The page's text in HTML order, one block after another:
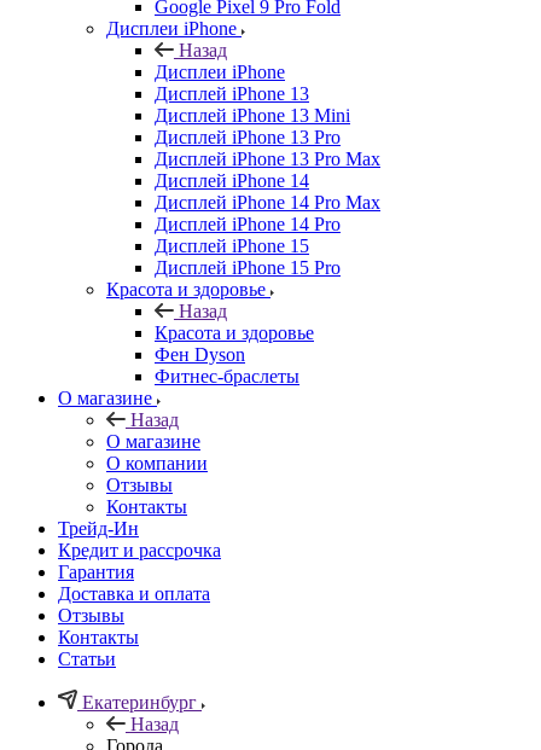
Google Pixel 9 Pro Fold
Дисплеи iPhone
Назад
Дисплеи iPhone
Дисплей iPhone 13
Дисплей iPhone 13 Mini
Дисплей iPhone 13 Pro
Дисплей iPhone 13 Pro Max
Дисплей iPhone 14
Дисплей iPhone 14 Pro Max
Дисплей iPhone 14 Pro
Дисплей iPhone 15
Дисплей iPhone 15 Pro
Красота и здоровье
Назад
Красота и здоровье
Фен Dyson
Фитнес-браслеты
О магазине
Назад
О магазине
О компании
Отзывы
Контакты
Трейд-Ин
Кредит и рассрочка
Гарантия
Доставка и оплата
Отзывы
Контакты
Статьи
Екатеринбург
Назад
Города